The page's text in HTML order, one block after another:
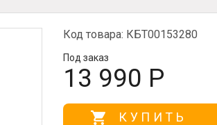
Код товара: КБТ00153280
Под заказ
13 990 Р
КУПИТЬ